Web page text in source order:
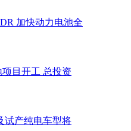
加快动力电池全
目开工 总投资
试产纯电车型将